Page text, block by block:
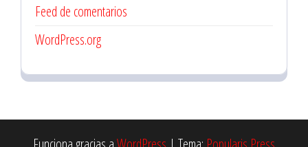
Feed de comentarios
WordPress.org